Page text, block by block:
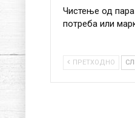
Чистење од
потреба или
ПРЕТХОДНО